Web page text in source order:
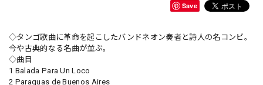
Save
◇タンゴ歌曲に革命を起こしたバンドネオン奏者と詩人の名コンビ。
今や古典的なる名曲が並ぶ。
◇曲目
1 Balada Para Un Loco
2 Paraguas de Buenos Aires